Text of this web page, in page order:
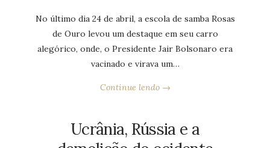
No último dia 24 de abril, a escola de samba Rosas
de Ouro levou um destaque em seu carro
alegórico, onde, o Presidente Jair Bolsonaro era
vacinado e virava um…
Continue lendo →
Ucrânia, Rússia e a